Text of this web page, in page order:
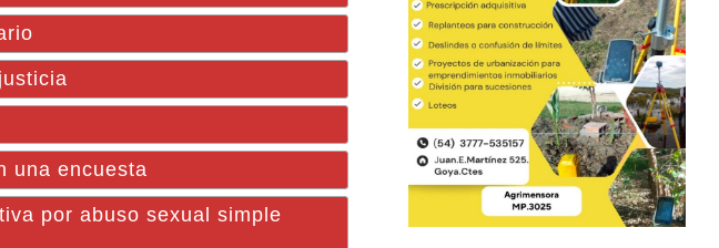
una encuesta
por abuso sexual simple